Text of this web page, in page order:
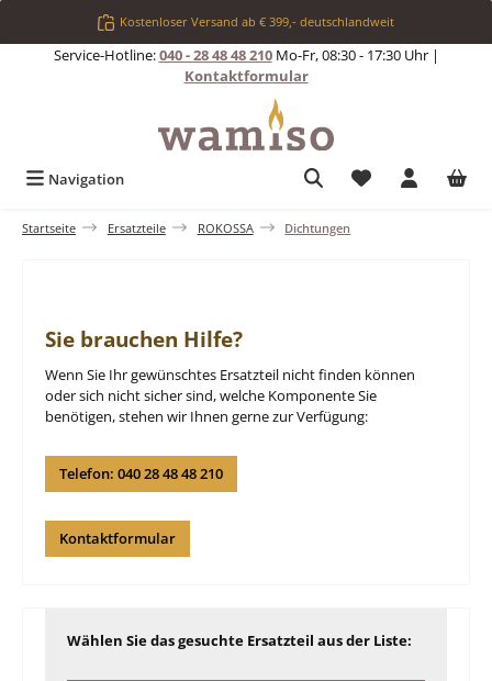
Zum Hauptinhalt springenKostenloser Versand ab € 399,- deutschlandweit
Service-Hotline:040 - 28 48 48 210Mo-Fr, 08:30 - 17:30 Uhr |
Kontaktformular
Navigation Du hast 0
Startseite Ersatzteile ROKOSSA Dichtungen
Sie brauchen Hilfe?
Wenn Sie Ihr gewünschtes Ersatzteil nicht finden können
oder sich nicht sicher sind, welche Komponente Sie
benötigen, stehen wir Ihnen gerne zur Verfügung:
Telefon: 040 28 48 48 210
Kontaktformular
Wählen Sie das gesuchte Ersatzteil aus der Liste: